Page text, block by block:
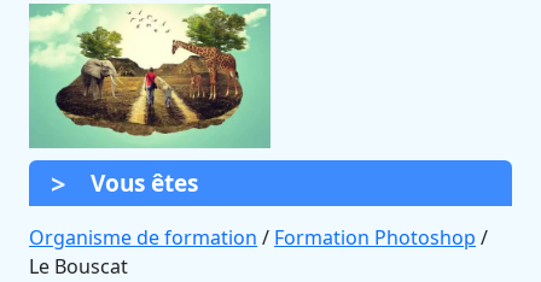
Vous êtes
Organisme de formation / Formation Photoshop /
Le Bouscat